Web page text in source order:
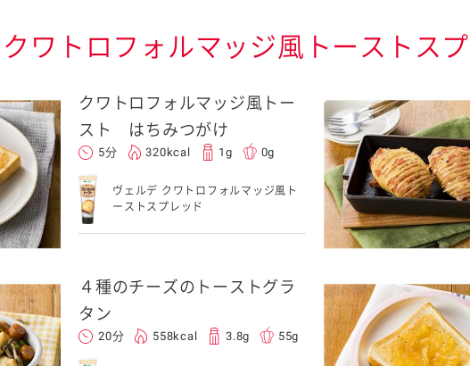
ワトロフォルマッジ風トーストス
クワトロフォルマッジ風トー
スト はちみつがけ
5分 320kcal 1g 0g
ヴェルデ クワトロフォルマッジ風ト
ーストスプレッド
４種のチーズのトーストグラ
タン
20分 558kcal 3.8g 55g